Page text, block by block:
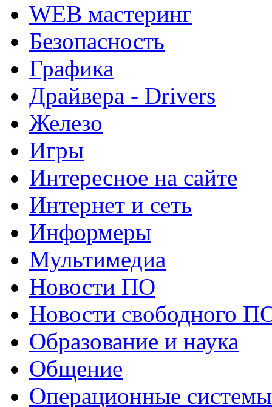
WEB мастеринг
Безопасность
Графика
Драйвера - Drivers
Железо
Игры
Интересное на сайте
Интернет и сеть
Информеры
Мультимедиа
Новости ПО
Новости свободного
Образование и наука
Общение
Операционные системы